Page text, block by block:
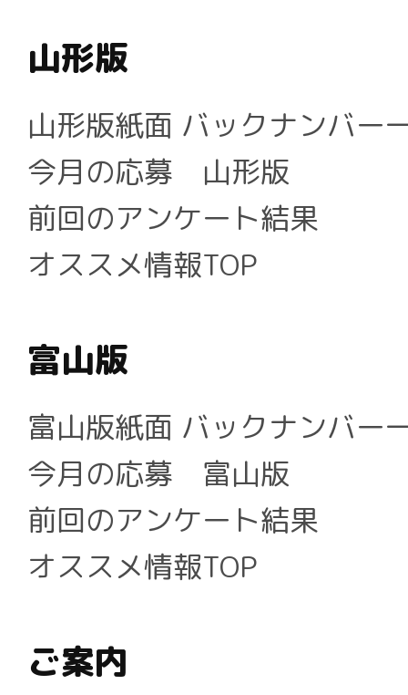
山形版
山形版紙面 バックナンバー
今月の応募 山形版
前回のアンケート結果
オススメ情報TOP
富山版
富山版紙面 バックナンバー
今月の応募 富山版
前回のアンケート結果
オススメ情報TOP
ご案内